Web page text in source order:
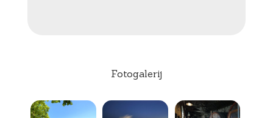
Fotogalerij